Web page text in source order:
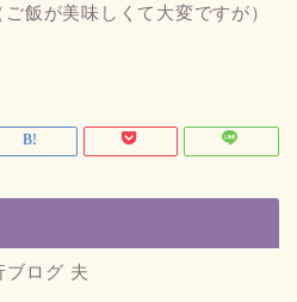
飯が美味しくて大変ですが）